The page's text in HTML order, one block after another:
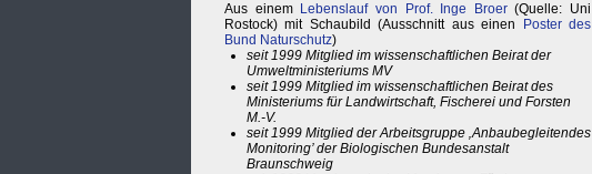
Aus einem Lebenslauf von Prof. Inge Broer(Quelle: Uni
Rostock) mit Schaubild (Ausschnitt aus einen
Poster des
Bund Naturschutz)
seit 1999 Mitglied im wissenschaftlichen Beirat der
Umweltministeriums MV
seit 1999 Mitglied im wissenschaftlichen Beirat des
Ministeriums für Landwirtschaft, Fischerei und Forsten
M.-V.
seit 1999 Mitglied der Arbeitsgruppe ‚Anbaubegleitendes
Monitoring’ der Biologischen Bundesanstalt
Braunschweig